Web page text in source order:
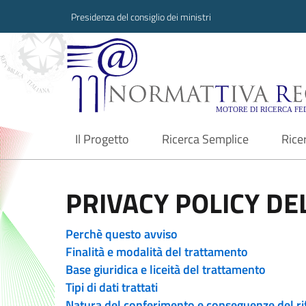
Presidenza del consiglio dei ministri
Normattiva
Il Progetto
current Ricerca Semplice
PRIVACY POLICY
Perchè questo avviso
Finalità e modalità del trattamento
Base giuridica e liceità del trattamento
Tipi di dati trattati